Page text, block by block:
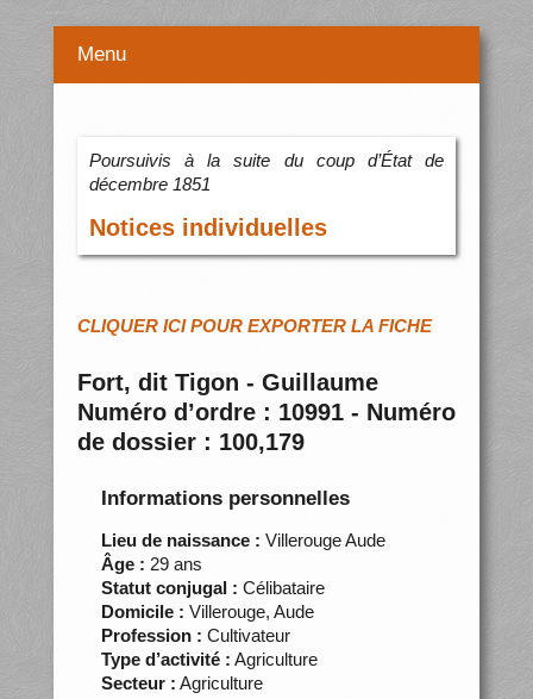
Menu
Poursuivis à la suite du coup d’État de
décembre 1851
Notices individuelles
CLIQUER ICI POUR EXPORTER LA FICHE
Fort, dit Tigon - Guillaume
Numéro d’ordre : 10991 - Numéro
de dossier : 100,179
Informations personnelles
Lieu de naissance : Villerouge Aude
Âge : 29 ans
Statut conjugal : Célibataire
Domicile : Villerouge, Aude
Profession : Cultivateur
Type d’activité : Agriculture
Secteur : Agriculture